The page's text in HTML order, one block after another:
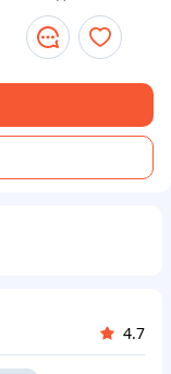
4.7